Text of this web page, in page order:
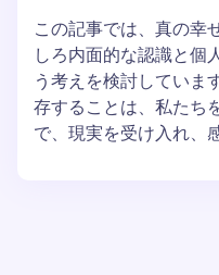
この記事では、真の幸
しろ内面的な認識と個
う考えを検討していま
存することは、私たち
で、現実を受け入れ、